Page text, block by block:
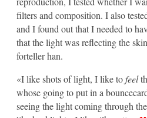
filters and composition. I also
and I found out that I needed to
that the light was reflecting the
forteller han.
«I like shots of light, I like tofeel
whose going to put in a
seeing the light coming through